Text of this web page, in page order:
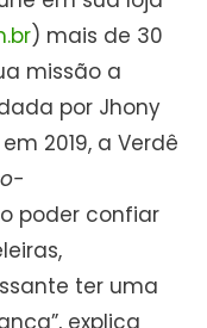
) mais de 30
missão a
por Jhony
2019, a Verdê
poder confiar
ter uma
explica